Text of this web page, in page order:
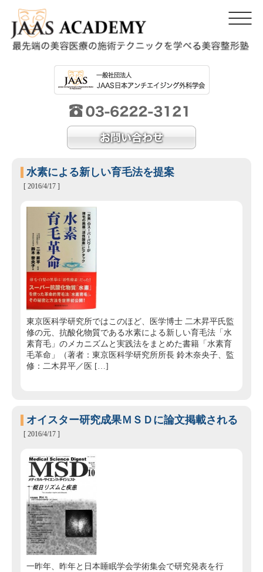
水素による新しい育毛法を提案
[ 2016/4/17 ]
東京医科学研究所ではこのほど、医学博士 二木昇平氏監
修の元、抗酸化物質である水素による新しい育毛法「水
素育毛」のメカニズムと実践法をまとめた書籍「水素育
毛革命」（著者：東京医科学研究所所長 鈴木奈央子、監
修：二木昇平／医 […]
オイスター研究成果ＭＳＤに論文掲載される
[ 2016/4/17 ]
一昨年、昨年と日本睡眠学会学術集会で研究発表を行